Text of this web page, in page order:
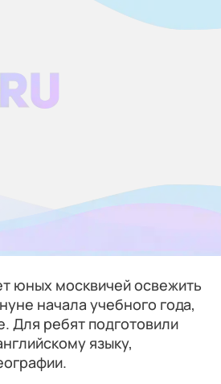
юных москвичей освежить
начала учебного года,
Для ребят подготовили
языку,